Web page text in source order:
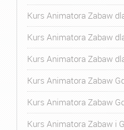
Kurs Animatora Zabaw
Kurs Animatora Zabaw
Kurs Animatora Zabaw
Kurs Animatora Zabaw
Kurs Animatora Zabaw
Kurs Animatora Zabaw i